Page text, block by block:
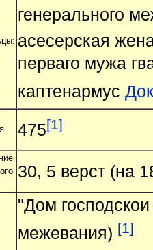
генерального
асесерская
перваго мужа
каптенармус
475[1]
30, 5 верст (на
"Дом
межевания) [1]